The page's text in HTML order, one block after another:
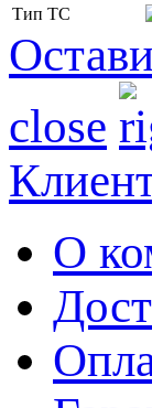
Тип ТС
close
О